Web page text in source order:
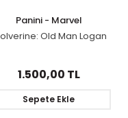
Panini - Marvel
Old Man Logan
1.500,00 TL
Sepete Ekle